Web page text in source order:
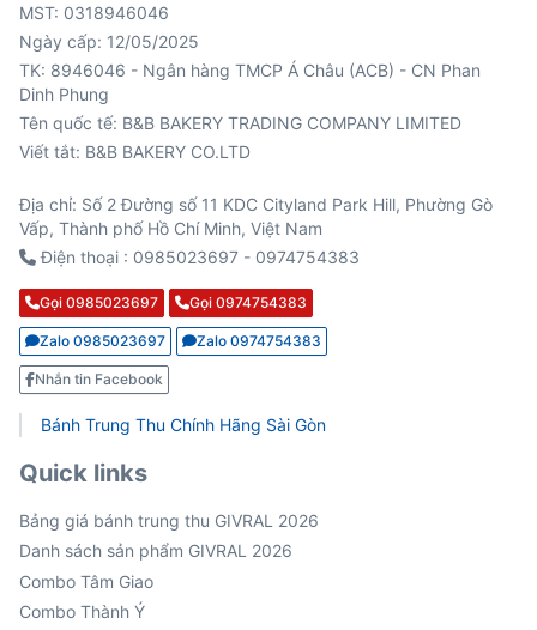
MST: 0318946046
Ngày cấp: 12/05/2025
TK: 8946046 - Ngân hàng TMCP Á Châu (ACB) - CN Phan
Viết tắt: B&B BAKERY CO.LTD
Địa chỉ: Số 2 Đường số 11 KDC Cityland Park Hill, Phường Gò
Vấp, Thành phố Hồ Chí Minh, Việt Nam
Điện thoại : 0985023697 - 0974754383
Gọi 0985023697 Gọi 0974754383
Zalo 0985023697 Zalo 0974754383
Nhắn tin Facebook
Bánh Trung Thu Chính Hãng Sài Gòn
Quick links
Bảng giá bánh trung thu GIVRAL 2026
Danh sách sản phẩm GIVRAL 2026
Combo Tâm Giao
Combo Thành Ý